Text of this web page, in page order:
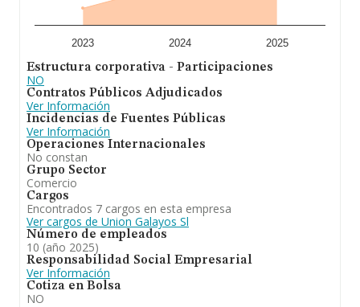
2023 2024 2025
Estructura corporativa - Participaciones
NO
Contratos Públicos Adjudicados
Ver Información
Incidencias de Fuentes Públicas
Ver Información
Operaciones Internacionales
No constan
Grupo Sector
Comercio
Cargos
Encontrados 7 cargos en esta empresa
Ver cargos de Union Galayos Sl
Número de empleados
10 (año 2025)
Responsabilidad Social Empresarial
Ver Información
Cotiza en Bolsa
NO